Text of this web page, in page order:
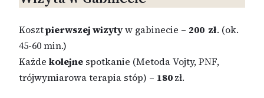
Kosztpierwszej wizytyw gabinecie – 200 zł. (ok.
45-60 min.)
Każde kolejne spotkanie (Metoda Vojty, PNF,
trójwymiarowa terapia stóp) – 180zł.